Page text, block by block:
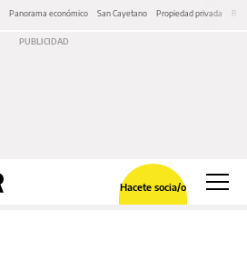
Panorama económico San Cayetano Propiedad privada
Hacete socia/o